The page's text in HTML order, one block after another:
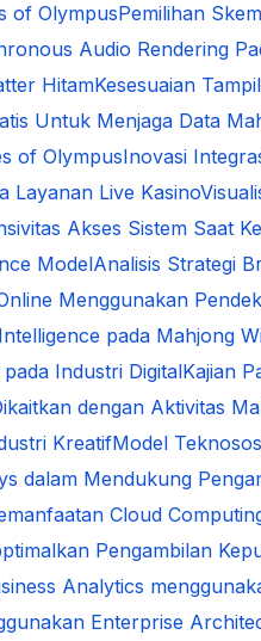
of OlympusPemilihan
Audio Rendering
HitamKesesuaian
Untuk Menjaga Data
of OlympusInovasi
Layanan Live Kasino
Akses Sistem Saat
ModelAnalisis Strategi
Menggunakan
pada Mahjong
Industri DigitalKajian
dengan Aktivitas
KreatifModel
dalam Mendukung
Cloud
Pengambilan
Analytics
Enterprise